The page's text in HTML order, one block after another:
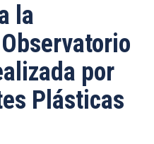
la
por
Plásticas